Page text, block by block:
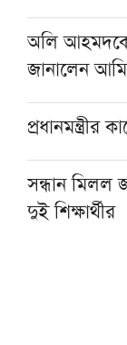
অলি আহমদকে
জানালেন
সন্ধান মিলল
দুই শিক্ষার্থীর